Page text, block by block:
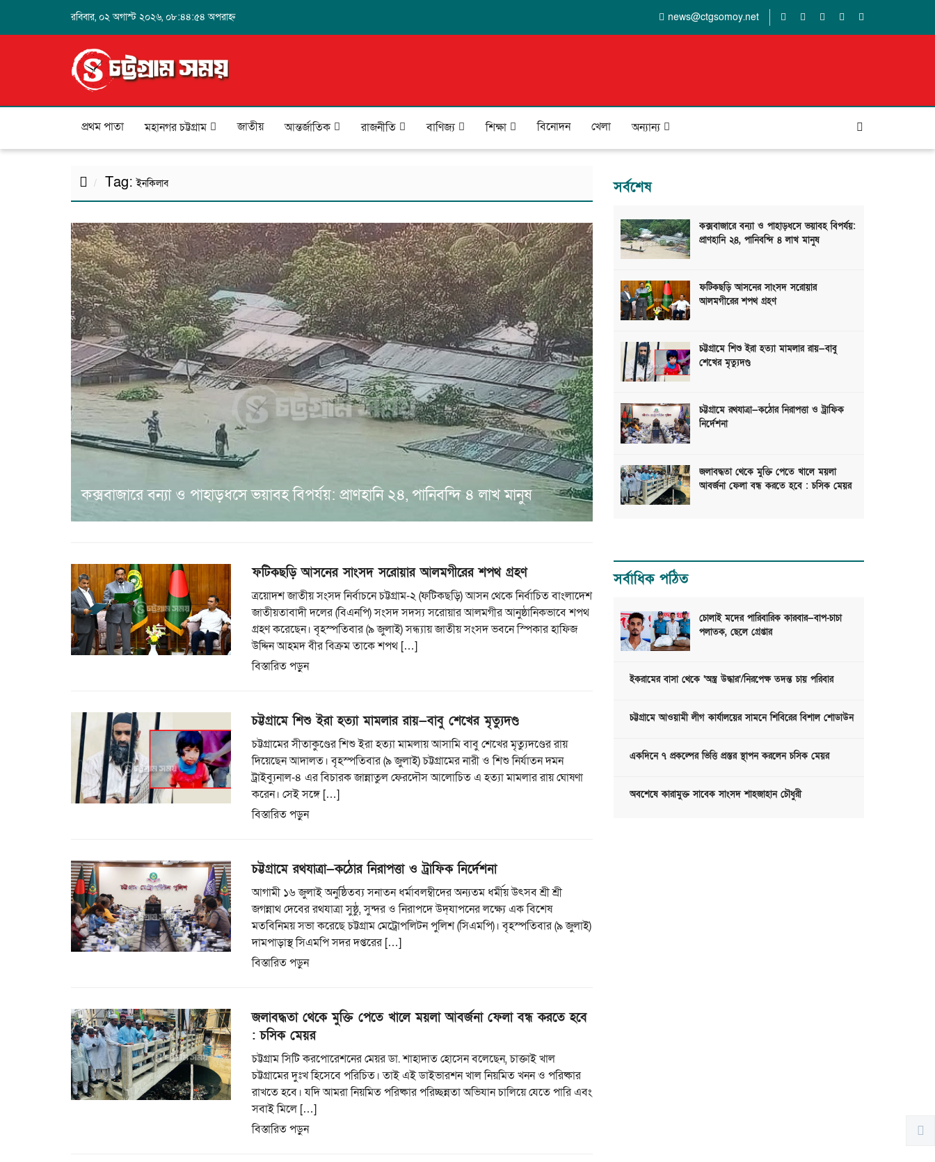
রবিবার, ০২ অগাস্ট ২০২৬, ০৮:৪৪:৫৪ অপরাহ্ন news@ctgsomoy.net
প্রথম পাতা মহানগর চট্টগ্রাম জাতীয় আন্তর্জাতিক রাজনীতি বাণিজ্য শিক্ষা বিনোদন খেলা অন্যান্য
Tag:ইনকিলাব
কক্সবাজারে বন্যা ও পাহাড়ধসে ভয়াবহ বিপর্যয়: প্রাণহানি ২৪, পানিবন্দি ৪ লাখ মানুষ
ফটিকছড়ি আসনের সাংসদ সরোয়ার আলমগীরের শপথ গ্রহণ
ত্রয়োদশ জাতীয় সংসদ নির্বাচনে চট্টগ্রাম-২ (ফটিকছড়ি) আসন থেকে নির্বাচিত বাংলাদেশ
জাতীয়তাবাদী দলের (বিএনপি) সংসদ সদস্য সরোয়ার আলমগীর আনুষ্ঠানিকভাবে শপথ
গ্রহণ করেছেন। বৃহস্পতিবার (৯ জুলাই) সন্ধ্যায় জাতীয় সংসদ ভবনে স্পিকার হাফিজ
উদ্দিন আহমদ বীর বিক্রম তাকে শপথ […]
বিস্তারিত পড়ুন
চট্টগ্রামে শিশু ইরা হত্যা মামলার রায়—বাবু শেখের মৃত্যুদণ্ড
চট্টগ্রামের সীতাকুণ্ডের শিশু ইরা হত্যা মামলায় আসামি বাবু শেখের মৃত্যুদণ্ডের রায়
দিয়েছেন আদালত। বৃহস্পতিবার (৯ জুলাই) চট্টগ্রামের নারী ও শিশু নির্যাতন দমন
ট্রাইব্যুনাল-৪ এর বিচারক জান্নাতুল ফেরদৌস আলোচিত এ হত্যা মামলার রায় ঘোষণা
করেন। সেই সঙ্গে […]
বিস্তারিত পড়ুন
চট্টগ্রামে রথযাত্রা—কঠোর নিরাপত্তা ও ট্রাফিক নির্দেশনা
আগামী ১৬ জুলাই অনুষ্ঠিতব্য সনাতন ধর্মাবলম্বীদের অন্যতম ধর্মীয় উৎসব শ্রী শ্রী
জগন্নাথ দেবের রথযাত্রা সুষ্ঠু, সুন্দর ও নিরাপদে উদ্‌যাপনের লক্ষ্যে এক বিশেষ
মতবিনিময় সভা করেছে চট্টগ্রাম মেট্রোপলিটন পুলিশ (সিএমপি)। বৃহস্পতিবার (৯ জুলাই)
দামপাড়াস্থ সিএমপি সদর দপ্তরের […]
বিস্তারিত পড়ুন
জলাবদ্ধতা থেকে মুক্তি পেতে খালে ময়লা আবর্জনা ফেলা বন্ধ করতে হবে
: চসিক মেয়র
চট্টগ্রাম সিটি করপোরেশনের মেয়র ডা. শাহাদাত হোসেন বলেছেন, চাক্তাই খাল
চট্টগ্রামের দুঃখ হিসেবে পরিচিত। তাই এই ডাইভারশন খাল নিয়মিত খনন ও পরিষ্কার
রাখতে হবে। যদি আমরা নিয়মিত পরিষ্কার পরিচ্ছন্নতা অভিযান চালিয়ে যেতে পারি এবং
সবাই মিলে […]
বিস্তারিত পড়ুন
সর্বশেষ
কক্সবাজারে বন্যা ও পাহাড়ধসে ভয়াবহ বিপর্যয়:
প্রাণহানি ২৪, পানিবন্দি ৪ লাখ মানুষ
ফটিকছড়ি আসনের সাংসদ সরোয়ার
আলমগীরের শপথ গ্রহণ
চট্টগ্রামে শিশু ইরা হত্যা মামলার রায়—বাবু
শেখের মৃত্যুদণ্ড
চট্টগ্রামে রথযাত্রা—কঠোর নিরাপত্তা ও ট্রাফিক
নির্দেশনা
জলাবদ্ধতা থেকে মুক্তি পেতে খালে ময়লা
আবর্জনা ফেলা বন্ধ করতে হবে : চসিক মেয়র
সর্বাধিক পঠিত
চোলাই মদের পারিবারিক কারবার—বাপ-চাচা
পলাতক, ছেলে গ্রেপ্তার
ইকরামের বাসা থেকে ‘অস্ত্র উদ্ধার’/নিরপেক্ষ তদন্ত চায় পরিবার
চট্টগ্রামে আওয়ামী লীগ কার্যালয়ের সামনে শিবিরের বিশাল শোডাউন
একদিনে ৭ প্রকল্পের ভিত্তি প্রস্তর স্থাপন করলেন চসিক মেয়র
অবশেষে কারামুক্ত সাবেক সাংসদ শাহজাহান চৌধুরী